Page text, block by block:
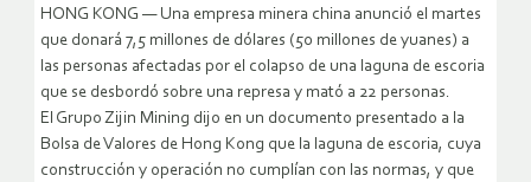
HONG KONG — Una empresa minera china anunció el martes
que donará 7,5 millones de dólares (50 millones de yuanes) a
las personas afectadas por el colapso de una laguna de escoria
que se desbordó sobre una represa y mató a 22 personas.
El Grupo Zijin Mining dijo en un documento presentado a la
Bolsa de Valores de Hong Kong que la laguna de escoria, cuya
construcción y operación no cumplían con las normas, y que